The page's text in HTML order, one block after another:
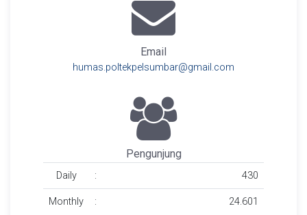
Email
humas.poltekpelsumbar@gmail.com
Pengunjung
Daily : 430
Monthly : 24.601